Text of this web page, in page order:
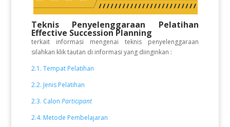
Teknis Penyelenggaraan Pelatihan
Effective Succession Planning
terkait informasi mengenai teknis penyelenggaraan
silahkan klik tautan di informasi yang diinginkan :
2.1. Tempat Pelatihan
2.2. Jenis Pelatihan
2.3. Calon Participant
2.4. Metode Pembelajaran